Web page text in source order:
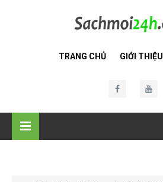
TRANG CHỦ GIỚI THIỆU